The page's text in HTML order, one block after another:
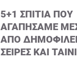
5+1 ΣΠΊΤΙΑ ΠΟΥ
ΑΓΑΠΉΣΑΜΕ
ΑΠΌ
ΣΕΙΡΈΣ ΚΑΙ